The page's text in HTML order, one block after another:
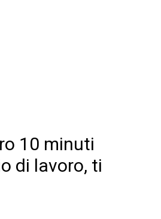
10 minuti
di lavoro, ti